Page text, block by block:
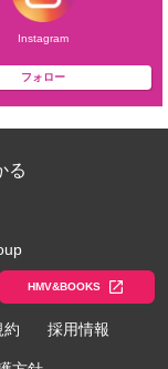
Instagram
フォロー
る
HMV&BOOKS
約 採用情報